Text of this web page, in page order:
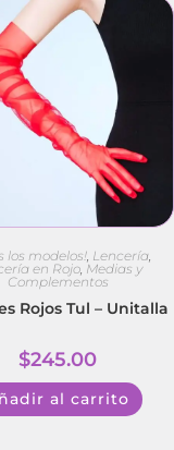
los modelos!, Lencería,
en Rojo, Medias y
Complementos
Rojos Tul – Unitalla
$245.00
al carrito